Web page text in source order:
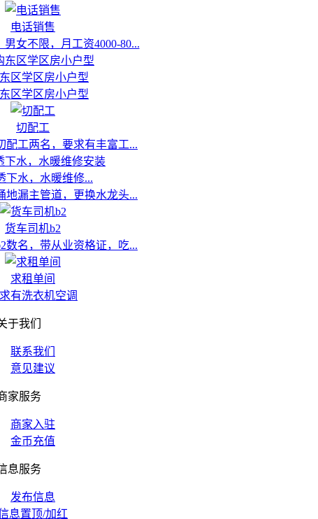
电话销售
男女不限，月工资4000-80...
区学区房小户型
区学区房小户型
切配工
配工两名，要求有丰富工...
下水，水暖维修...
地漏主管道，更换水龙头...
货车司机b2
数名，带从业资格证，吃...
求租单间
有洗衣机空调
于我们
联系我们
意见建议
家服务
商家入驻
金币充值
息服务
发布信息
息置顶/加红